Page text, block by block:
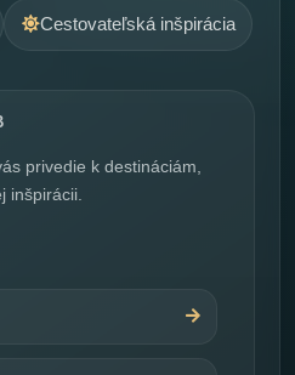
Cestovateľská inšpirácia
privedie k destináciám,
inšpirácii.